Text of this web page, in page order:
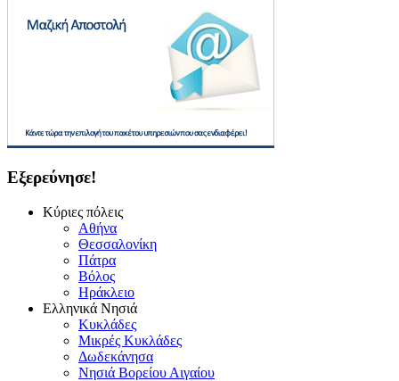
Εξερεύνησε!
Κύριες πόλεις
Αθήνα
Θεσσαλονίκη
Πάτρα
Βόλος
Ηράκλειο
Ελληνικά Νησιά
Κυκλάδες
Μικρές Κυκλάδες
Δωδεκάνησα
Νησιά Βορείου Αιγαίου